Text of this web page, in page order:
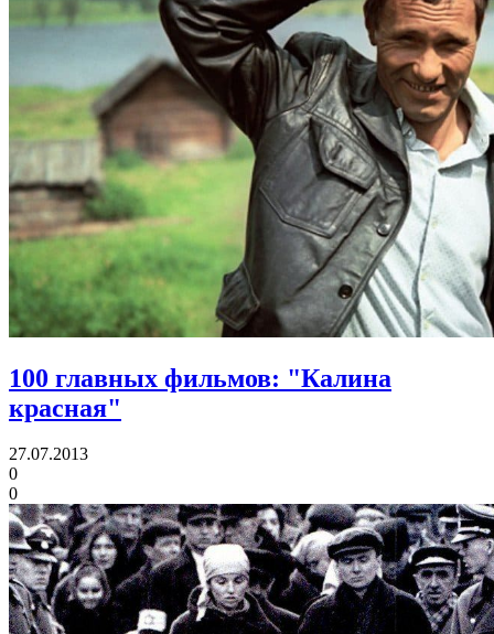
100 главных фильмов: "Калина
красная"
27.07.2013
0
0